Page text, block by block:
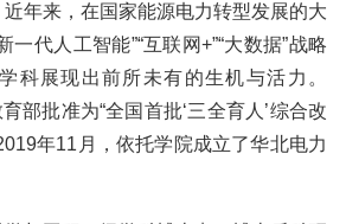
年来，在国家能源电力转型发展的大
一代人工智能”“互联网+”“大数据”战略
科展现出前所未有的生机与活力。
部批准为“全国首批‘三全育人’综合改
年11月，依托学院成立了华北电力